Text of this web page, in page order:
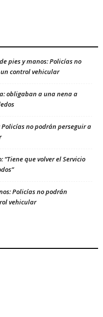
pies y manos: Policías no
control vehicular
obligaban a una nena a
no podrán perseguir a
“Tiene que volver el Servicio
Policías no podrán
vehicular